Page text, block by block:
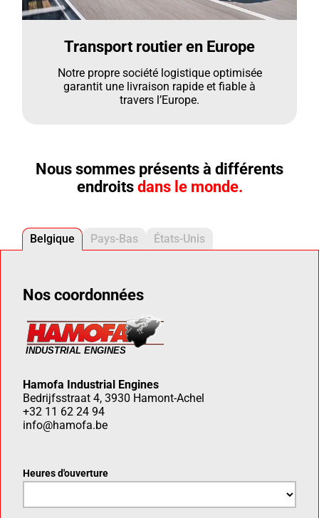
Transport routier en Europe
Notre propre société logistique optimisée
garantit une livraison rapide et fiable à
travers l’Europe.
Nous sommes présents à différents
endroits dans le monde.
Belgique Pays-Bas États-Unis
Nos coordonnées
Hamofa Industrial Engines
Bedrijfsstraat 4, 3930 Hamont-Achel
+32 11 62 24 94
info@hamofa.be
Heures d'ouverture